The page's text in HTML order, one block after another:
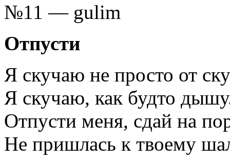
№11 — gulim
Отпусти
Я скучаю не просто от
Я скучаю, как будто
Отпусти меня, сдай на
Не пришлась к твоему